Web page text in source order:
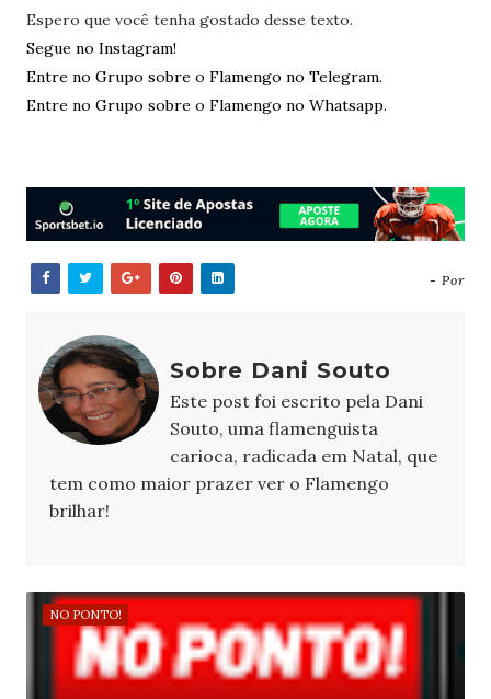
Espero que você tenha gostado desse texto.
Segue no Instagram!
Entre no Grupo sobre o Flamengo no Telegram.
Entre no Grupo sobre o Flamengo no Whatsapp.
- Por
Sobre Dani Souto
Este post foi escrito pela Dani
Souto, uma flamenguista
carioca, radicada em Natal, que
tem como maior prazer ver o Flamengo
brilhar!
NO PONTO!